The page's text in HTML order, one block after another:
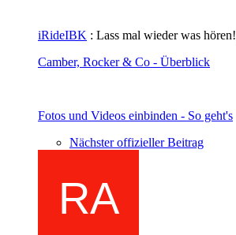
iRideIBK : Lass mal wieder was hören!
Camber, Rocker & Co - Überblick
Fotos und Videos einbinden - So geht's
Nächster offizieller Beitrag